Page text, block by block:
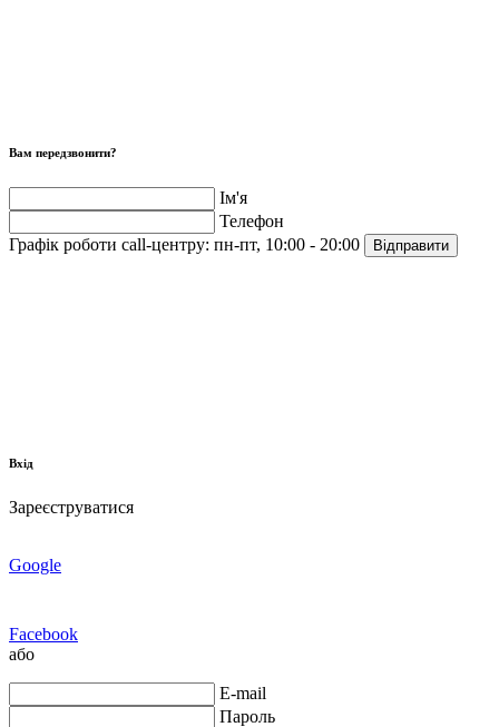
Вам передзвонити?
Ім'я
Телефон
Графік роботи call-центру: пн-пт, 10:00 - 20:00 Відправити
Вхід
Зареєструватися
Google
Facebook
або
E-mail
Пароль